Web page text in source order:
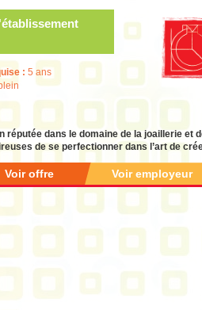
: 5 ans
réputée dans le domaine de la joaillerie et
de se perfectionner dans l’art de
Voir offre Voir employeur